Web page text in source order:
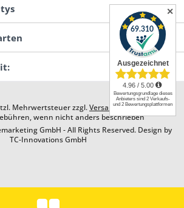
Mehrwertsteuer zzgl.Versandkostenund ggf.
wenn nicht anders beschrieben
GmbH - All Rights Reserved. Design by
TC-Innovations GmbH
✕